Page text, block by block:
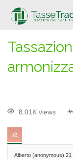
8.01K views
Alberto (anonymous) 21